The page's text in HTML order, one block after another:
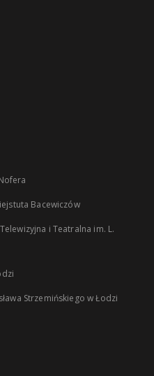
Bacewiczów
i Teatralna im. L.
Strzemińskiego w Łodzi